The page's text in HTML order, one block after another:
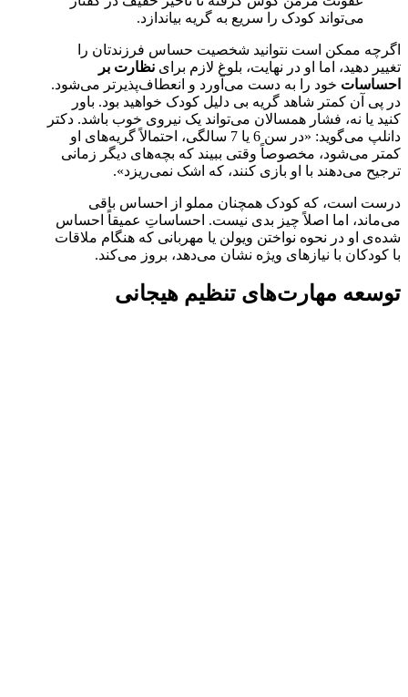
می‌تواند کودک را سریع به گریه بیاندازد.
اگرچه ممکن است نتوانید شخصیت حساس فرزندتان را
تغییر دهید، اما او در نهایت، بلوغ لازم برای نظارت بر
احساسات خود را به دست می‌آورد و انعطاف‌پذیرتر می‌شود.
در پی آن کمتر شاهد گریه بی دلیل کودک خواهید بود. باور
کنید یا نه، فشار همسالان می‌تواند یک نیروی خوب باشد. دکتر
دانلپ می‌گوید: «در سن 6 یا 7 سالگی، احتمالاً گریه‌های او
کمتر می‌شود، مخصوصاً وقتی ببیند که بچه‌های دیگر زمانی
ترجیح می‌دهند با او بازی کنند، که اشک نمی‌ریزد».
درست است، که کودک همچنان مملو از احساس باقی
می‌ماند، اما اصلاً چیز بدی نیست. احساساتِ عمیقاً احساس
شده‌ی او در نحوه نواختن ویولن یا مهربانی که هنگام ملاقات
با کودکان با نیازهای ویژه نشان می‌دهد، بروز می‌کند.
توسعه مهارت‌های تنظیم هیجانی